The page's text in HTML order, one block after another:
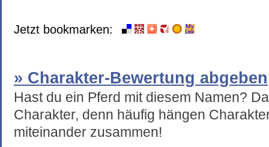
Jetzt bookmarken:
» Charakter-Bewertung abgeben
Hast du ein Pferd mit diesem Namen?
Charakter, denn häufig hängen
miteinander zusammen!